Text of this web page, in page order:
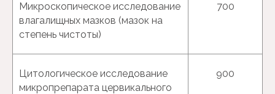
Микроскопическое исследование
влагалищных мазков (мазок на
степень чистоты)
700
Цитологическое исследование
микропрепарата цервикального
900